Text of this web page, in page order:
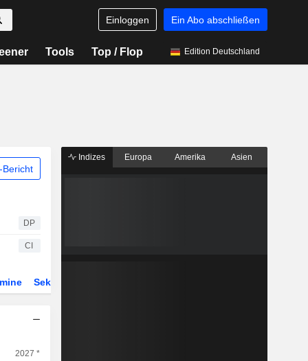
Einloggen Ein Abo abschließen
Tools Top / Flop Edition Deutschland
Bericht
DP
CI
Sektor
2027 *
Indizes Europa Amerika Asien